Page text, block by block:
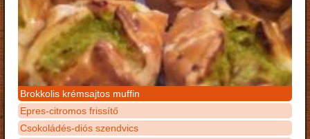
Brokkolis krémsajtos muffin
Epres-citromos frissítő
Csokoládés-diós szendvics